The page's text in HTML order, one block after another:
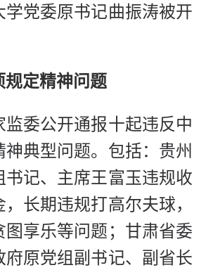
学党委原书记曲振涛被开
规定精神问题
监委公开通报十起违反中
典型问题。包括：贵州
书记、主席王富玉违规收
长期违规打高尔夫球，
图享乐等问题；甘肃省委
府原党组副书记、副省长